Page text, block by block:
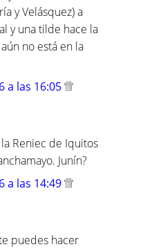
y Velásquez) a
y una tilde hace la
no está en la
a las 16:05
Reniec de Iquitos
Junín?
a las 14:49
puedes hacer